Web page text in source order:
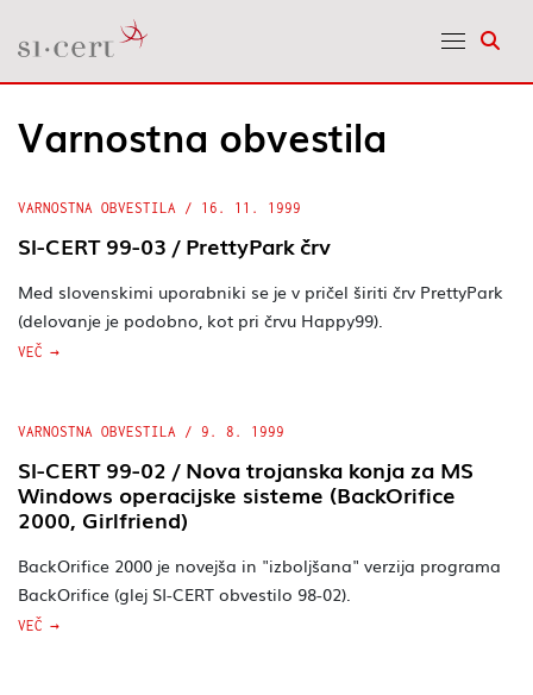
Varnostna obvestila
VARNOSTNA OBVESTILA / 16. 11. 1999
SI-CERT 99-03 / PrettyPark črv
Med slovenskimi uporabniki se je v pričel širiti črv PrettyPark
(delovanje je podobno, kot pri črvu Happy99).
VEČ
VARNOSTNA OBVESTILA / 9. 8. 1999
SI-CERT 99-02 / Nova trojanska konja za MS
Windows operacijske sisteme (BackOrifice
2000, Girlfriend)
BackOrifice 2000 je novejša in "izboljšana" verzija programa
BackOrifice (glej SI-CERT obvestilo 98-02).
VEČ